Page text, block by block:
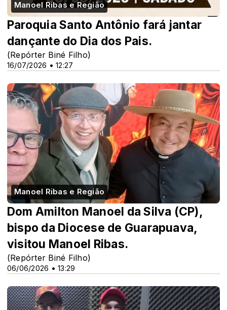
Manoel Ribas e Região
16/07/2026 • 12:27
Paroquia Santo Antônio fará jantar
dançante do Dia dos Pais.
(Repórter Biné Filho)
Manoel Ribas e Região
06/06/2026 • 13:29
Dom Amilton Manoel da Silva (CP),
bispo da Diocese de Guarapuava,
visitou Manoel Ribas.
(Repórter Biné Filho)